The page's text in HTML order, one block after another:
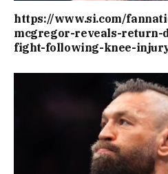
https://www.si.com/
mcgregor-reveals-return-
fight-following-knee-